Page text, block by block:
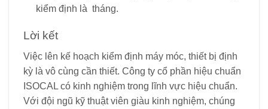
kiểm định là tháng.
Lời kết
Việc lên kế hoạch kiểm định máy móc, thiết bị định
kỳ là vô cùng cần thiết. Công ty cổ phần hiệu chuẩn
ISOCAL có kinh nghiệm trong lĩnh vực hiệu chuẩn.
Với đội ngũ kỹ thuật viên giàu kinh nghiệm, chúng